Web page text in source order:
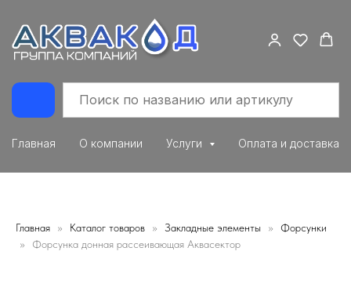
Главная О компании Услуги Оплата и доставка
Главная Каталог товаров Закладные элементы
Форсунки
Форсунка донная рассеивающая Аквасектор